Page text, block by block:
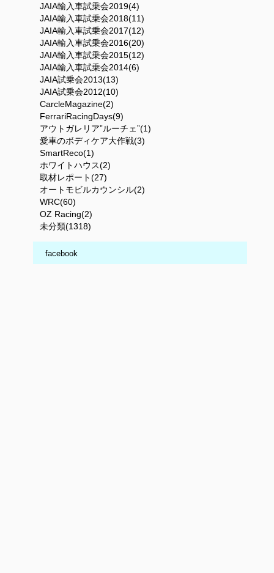
JAIA輸入車試乗会2019(4)
JAIA輸入車試乗会2018(11)
JAIA輸入車試乗会2017(12)
JAIA輸入車試乗会2016(20)
JAIA輸入車試乗会2015(12)
JAIA輸入車試乗会2014(6)
JAIA試乗会2013(13)
JAIA試乗会2012(10)
CarcleMagazine(2)
FerrariRacingDays(9)
アウトガレリア”ルーチェ”(1)
愛車のボディケア大作戦(3)
SmartReco(1)
ホワイトハウス(2)
取材レポート(27)
オートモビルカウンシル(2)
WRC(60)
OZ Racing(2)
未分類(1318)
facebook